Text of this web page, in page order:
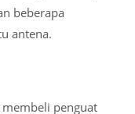
beberapa
antena.
penguat